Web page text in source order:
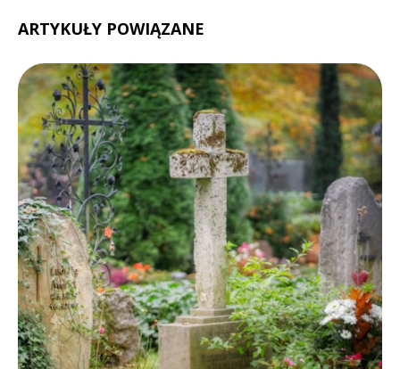
ARTYKUŁY POWIĄZANE